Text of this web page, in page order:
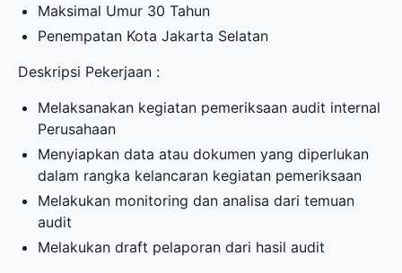
Maksimal Umur 30 Tahun
Penempatan Kota Jakarta Selatan
Deskripsi Pekerjaan :
Melaksanakan kegiatan pemeriksaan audit internal
Perusahaan
Menyiapkan data atau dokumen yang diperlukan
dalam rangka kelancaran kegiatan pemeriksaan
Melakukan monitoring dan analisa dari temuan
audit
Melakukan draft pelaporan dari hasil audit